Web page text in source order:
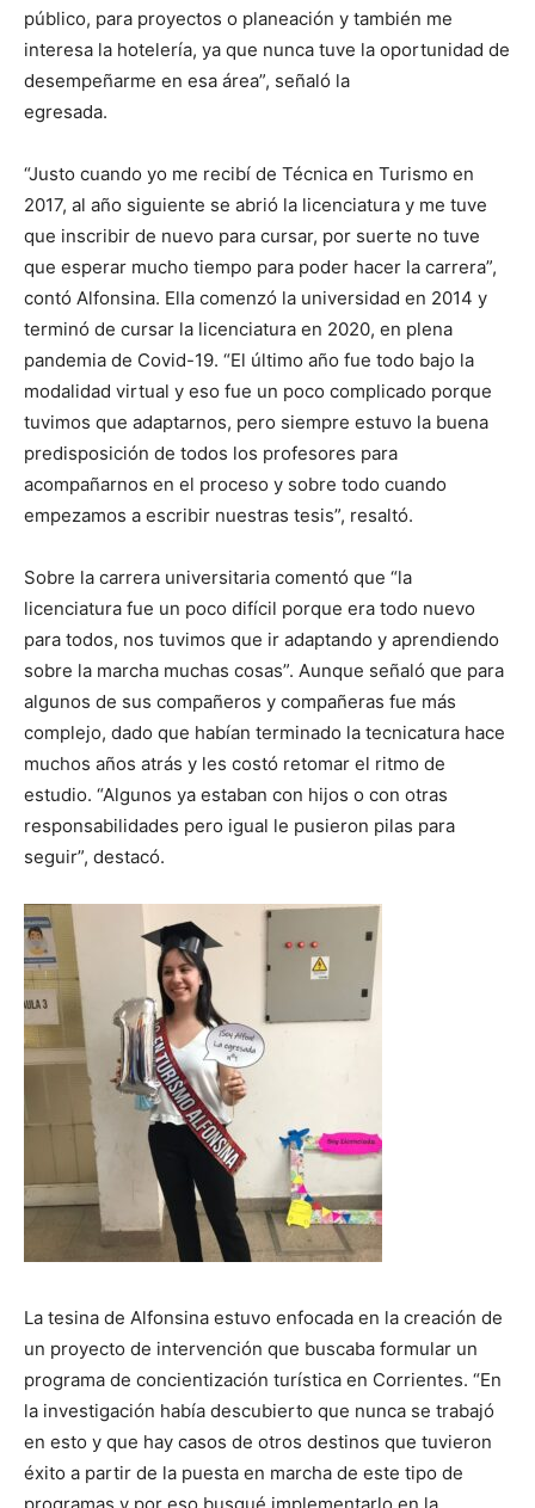
público, para proyectos o planeación y también me
interesa la hotelería, ya que nunca tuve la oportunidad de
desempeñarme en esa área”, señaló la
egresada.
“Justo cuando yo me recibí de Técnica en Turismo en
2017, al año siguiente se abrió la licenciatura y me tuve
que inscribir de nuevo para cursar, por suerte no tuve
que esperar mucho tiempo para poder hacer la carrera”,
contó Alfonsina. Ella comenzó la universidad en 2014 y
terminó de cursar la licenciatura en 2020, en plena
pandemia de Covid-19. “El último año fue todo bajo la
modalidad virtual y eso fue un poco complicado porque
tuvimos que adaptarnos, pero siempre estuvo la buena
predisposición de todos los profesores para
acompañarnos en el proceso y sobre todo cuando
empezamos a escribir nuestras tesis”, resaltó.
Sobre la carrera universitaria comentó que “la
licenciatura fue un poco difícil porque era todo nuevo
para todos, nos tuvimos que ir adaptando y aprendiendo
sobre la marcha muchas cosas”. Aunque señaló que para
algunos de sus compañeros y compañeras fue más
complejo, dado que habían terminado la tecnicatura hace
muchos años atrás y les costó retomar el ritmo de
estudio. “Algunos ya estaban con hijos o con otras
responsabilidades pero igual le pusieron pilas para
seguir”, destacó.
La tesina de Alfonsina estuvo enfocada en la creación de
un proyecto de intervención que buscaba formular un
programa de concientización turística en Corrientes. “En
la investigación había descubierto que nunca se trabajó
en esto y que hay casos de otros destinos que tuvieron
éxito a partir de la puesta en marcha de este tipo de